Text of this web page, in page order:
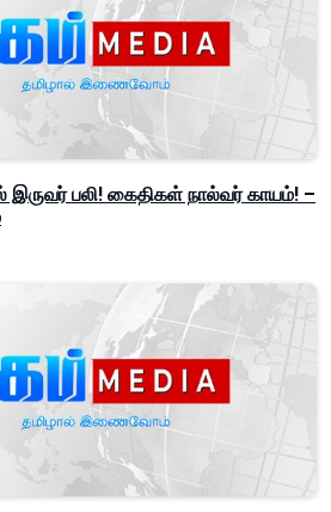
இருவர் பலி! கைதிகள் நால்வர் காயம்! –